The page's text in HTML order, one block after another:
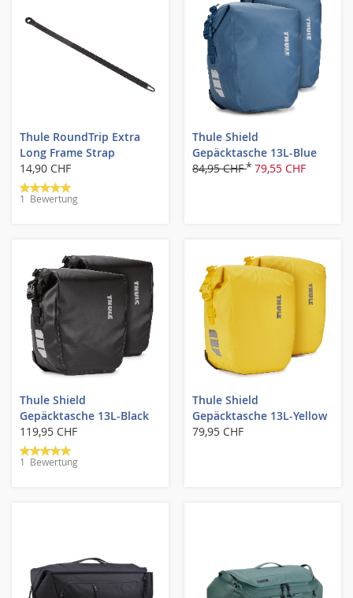
Thule RoundTrip Extra
Long Frame Strap
14,90 CHF
Bewertung:
100%
1 Bewertung
Thule Shield
Gepäcktasche 13L-Blue
84,95 CHF
79,55 CHF
Thule Shield
Gepäcktasche 13L-Black
119,95 CHF
Bewertung:
100%
1 Bewertung
Thule Shield
Gepäcktasche 13L-Yellow
79,95 CHF